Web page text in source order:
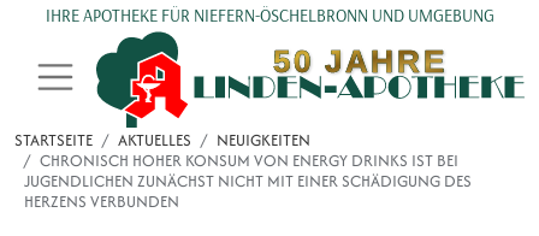
Direkt zum Inhalt
IHRE APOTHEKE FÜR NIEFERN-ÖSCHELBRONN UND UMGEBUNG
STARTSEITE AKTUELLES
NEUIGKEITEN
CHRONISCH HOHER KONSUM VON ENERGY DRINKS IST BEI
JUGENDLICHEN ZUNÄCHST NICHT MIT EINER SCHÄDIGUNG DES
HERZENS VERBUNDEN